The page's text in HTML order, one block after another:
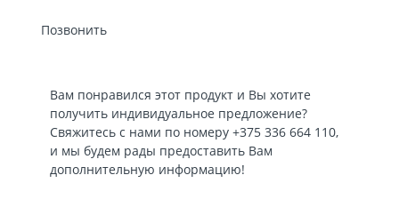
Позвонить
Вам понравился этот продукт и Вы хотите
получить индивидуальное предложение?
Свяжитесь с нами по номеру +375 336 664 110,
и мы будем рады предоставить Вам
дополнительную информацию!